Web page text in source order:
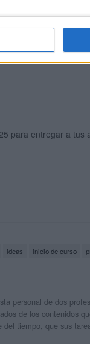
para recibir a tus
para entregar a tus
ideas inicio de curso
personal de dos
de los contenidos
tiempo, que sus